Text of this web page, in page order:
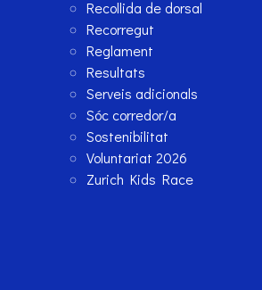
Recollida de dorsal
Recorregut
Reglament
Resultats
Serveis adicionals
Sóc corredor/a
Sostenibilitat
Voluntariat 2026
Zurich Kids Race